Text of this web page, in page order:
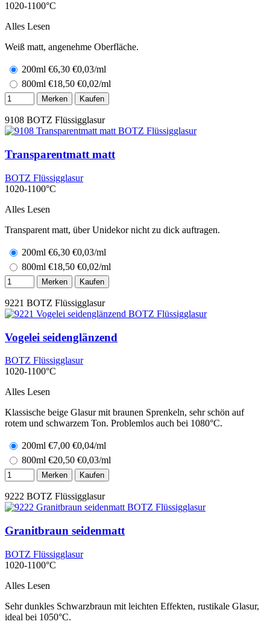
1020-1100°C
Alles Lesen
Weiß matt, angenehme Oberfläche.
200ml €6,30 €0,03/ml
800ml €18,50 €0,02/ml
Merken Kaufen
9108 BOTZ Flüssigglasur
Transparentmatt matt
BOTZ Flüssigglasur
1020-1100°C
Alles Lesen
Transparent matt, über Unidekor nicht zu dick auftragen.
200ml €6,30 €0,03/ml
800ml €18,50 €0,02/ml
Merken Kaufen
9221 BOTZ Flüssigglasur
Vogelei seidenglänzend
BOTZ Flüssigglasur
1020-1100°C
Alles Lesen
Klassische beige Glasur mit braunen Sprenkeln, sehr schön auf
rotem und schwarzem Ton. Problemlos auch bei 1080°C.
200ml €7,00 €0,04/ml
800ml €20,50 €0,03/ml
Merken Kaufen
9222 BOTZ Flüssigglasur
Granitbraun seidenmatt
BOTZ Flüssigglasur
1020-1100°C
Alles Lesen
Sehr dunkles Schwarzbraun mit leichten Effekten, rustikale Glasur,
ideal bei 1050°C.